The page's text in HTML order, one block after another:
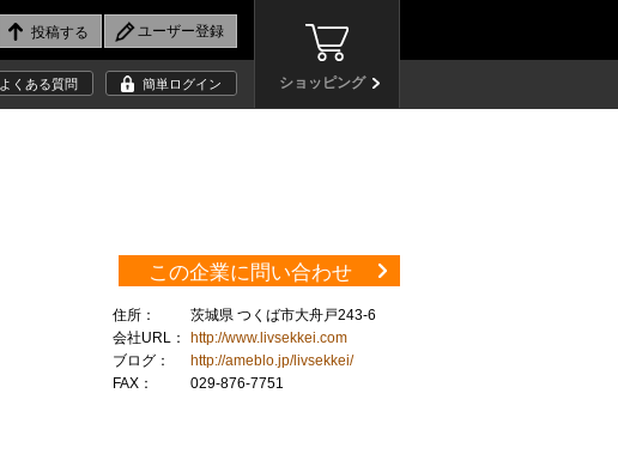
ショッピング
よくある質問 簡単ログイン
この企業に問い合わせ
住所：
茨城県 つくば市大舟戸243-6
会社URL：
http://www.livsekkei.com
ブログ：
http://ameblo.jp/livsekkei/
FAX：
029-876-7751